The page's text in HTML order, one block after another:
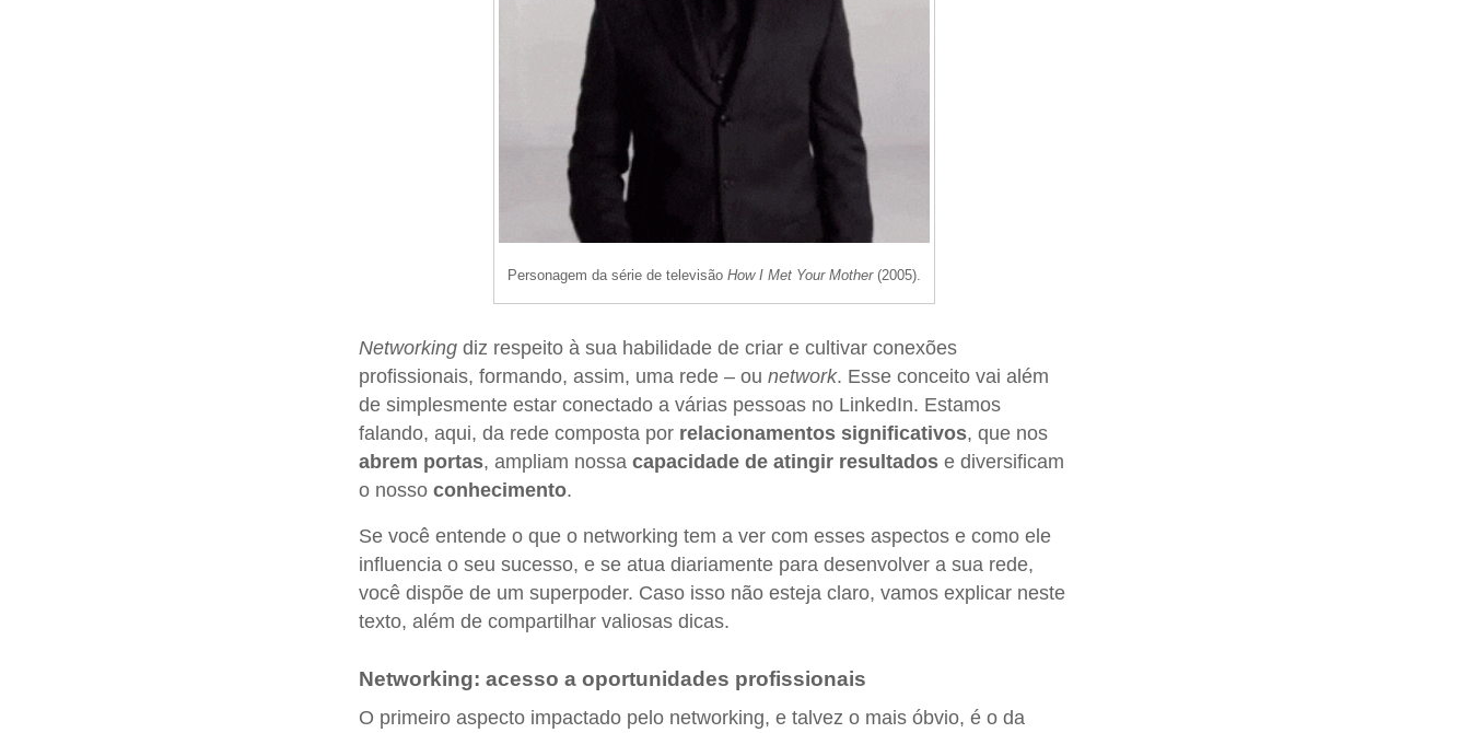
Personagem da série de televisão How I Met Your Mother(2005).
Networking diz respeito à sua habilidade de criar e cultivar conexões
profissionais, formando, assim, uma rede – ou network. Esse conceito vai além
de simplesmente estar conectado a várias pessoas no LinkedIn. Estamos
falando, aqui, da rede composta por relacionamentos significativos, que nos
abrem portas, ampliam nossa capacidade de atingir resultados e diversificam
o nosso conhecimento.
Se você entende o que o networking tem a ver com esses aspectos e como ele
influencia o seu sucesso, e se atua diariamente para desenvolver a sua rede,
você dispõe de um superpoder. Caso isso não esteja claro, vamos explicar neste
texto, além de compartilhar valiosas dicas.
Networking: acesso a oportunidades profissionais
O primeiro aspecto impactado pelo networking, e talvez o mais óbvio, é o da